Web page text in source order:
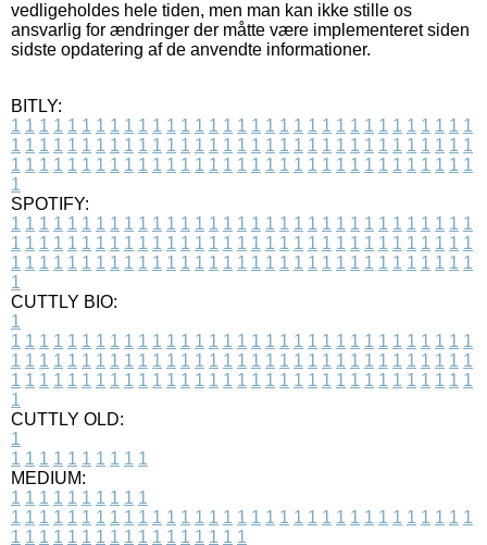
vedligeholdes hele tiden, men man kan ikke stille os
ansvarlig for ændringer der måtte være implementeret siden
sidste opdatering af de anvendte informationer.
BITLY:
1 1 1 1 1 1 1 1 1 1 1 1 1 1 1 1 1 1 1 1 1 1 1 1 1 1 1 1 1 1 1 1 1
1 1 1 1 1 1 1 1 1 1 1 1 1 1 1 1 1 1 1 1 1 1 1 1 1 1 1 1 1 1 1 1 1
1 1 1 1 1 1 1 1 1 1 1 1 1 1 1 1 1 1 1 1 1 1 1 1 1 1 1 1 1 1 1 1 1
1
SPOTIFY:
1 1 1 1 1 1 1 1 1 1 1 1 1 1 1 1 1 1 1 1 1 1 1 1 1 1 1 1 1 1 1 1 1
1 1 1 1 1 1 1 1 1 1 1 1 1 1 1 1 1 1 1 1 1 1 1 1 1 1 1 1 1 1 1 1 1
1 1 1 1 1 1 1 1 1 1 1 1 1 1 1 1 1 1 1 1 1 1 1 1 1 1 1 1 1 1 1 1 1
1
CUTTLY BIO:
1
1 1 1 1 1 1 1 1 1 1 1 1 1 1 1 1 1 1 1 1 1 1 1 1 1 1 1 1 1 1 1 1 1
1 1 1 1 1 1 1 1 1 1 1 1 1 1 1 1 1 1 1 1 1 1 1 1 1 1 1 1 1 1 1 1 1
1 1 1 1 1 1 1 1 1 1 1 1 1 1 1 1 1 1 1 1 1 1 1 1 1 1 1 1 1 1 1 1 1
1
CUTTLY OLD:
1
1 1 1 1 1 1 1 1 1 1
MEDIUM:
1 1 1 1 1 1 1 1 1 1
1 1 1 1 1 1 1 1 1 1 1 1 1 1 1 1 1 1 1 1 1 1 1 1 1 1 1 1 1 1 1 1 1
1 1 1 1 1 1 1 1 1 1 1 1 1 1 1 1 1